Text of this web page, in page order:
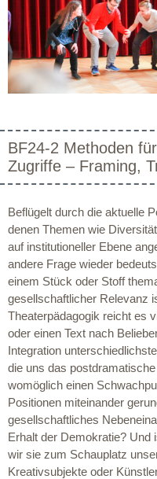
BF24-2 Methoden
Zugriffe – Framing,
Beflügelt durch die aktuelle
denen Themen wie
auf institutioneller Ebene
andere Frage wieder
einem Stück oder Stoff
gesellschaftlicher Relevanz
Theaterpädagogik reicht es
oder einen Text nach
Integration
die uns das
womöglich einen
Positionen miteinander
gesellschaftliches
Erhalt der Demokratie? Und
wir sie zum Schauplatz
Kreativsubjekte oder